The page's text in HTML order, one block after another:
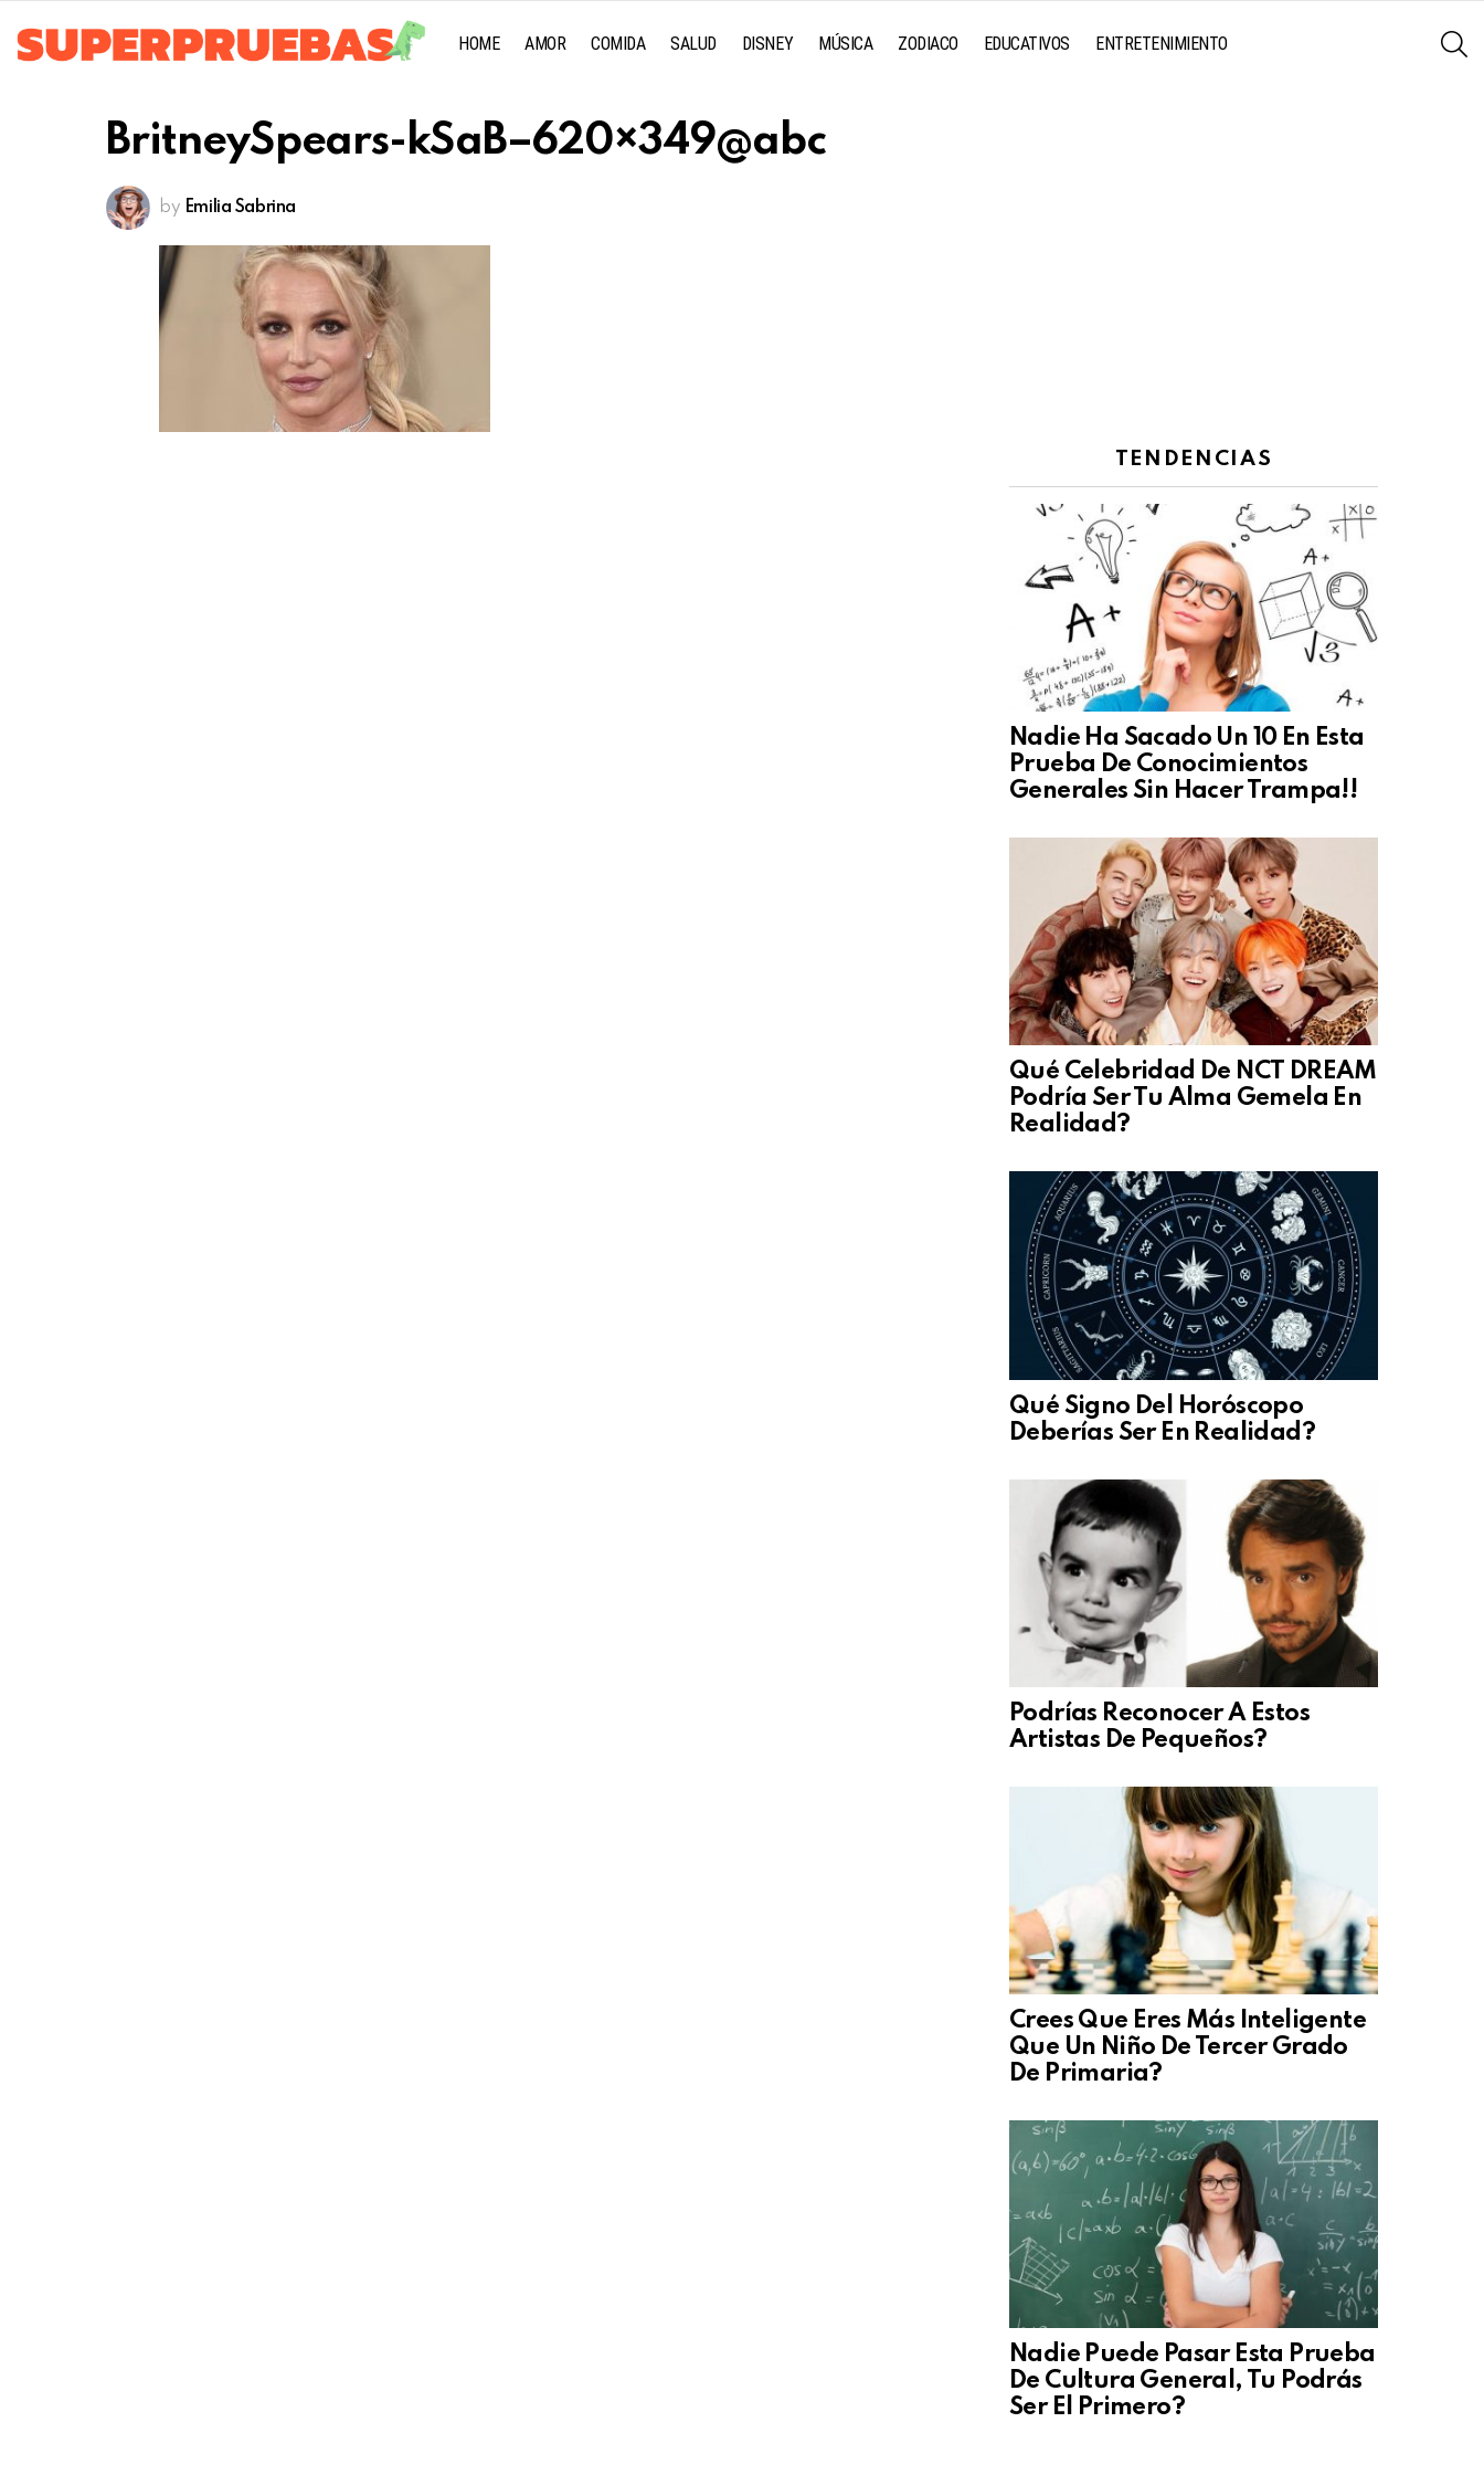
HOME AMOR COMIDA SALUD DISNEY MÚSICA ZODIACO EDUCATIVOS ENTRETENIMIENTO
BritneySpears-kSaB–620×349@abc
by Emilia Sabrina
TENDENCIAS
Nadie Ha Sacado Un 10 En Esta
Prueba De Conocimientos
Generales Sin Hacer Trampa!!
Qué Celebridad De NCT DREAM
Podría Ser Tu Alma Gemela En
Realidad?
Qué Signo Del Horóscopo
Deberías Ser En Realidad?
Podrías Reconocer A Estos
Artistas De Pequeños?
Crees Que Eres Más Inteligente
Que Un Niño De Tercer Grado
De Primaria?
Nadie Puede Pasar Esta Prueba
De Cultura General, Tu Podrás
Ser El Primero?